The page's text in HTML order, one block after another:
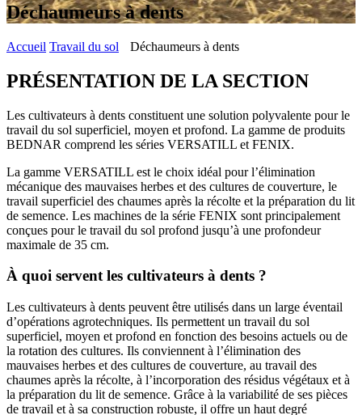
Déchaumeurs à dents
Accueil Travail du sol Déchaumeurs à dents
PRÉSENTATION DE LA SECTION
Les cultivateurs à dents constituent une solution polyvalente pour le
travail du sol superficiel, moyen et profond. La gamme de produits
BEDNAR comprend les séries VERSATILL et FENIX.
La gamme VERSATILL est le choix idéal pour l’élimination
mécanique des mauvaises herbes et des cultures de couverture, le
travail superficiel des chaumes après la récolte et la préparation du lit
de semence. Les machines de la série FENIX sont principalement
conçues pour le travail du sol profond jusqu’à une profondeur
maximale de 35 cm.
À quoi servent les cultivateurs à dents ?
Les cultivateurs à dents peuvent être utilisés dans un large éventail
d’opérations agrotechniques. Ils permettent un travail du sol
superficiel, moyen et profond en fonction des besoins actuels ou de
la rotation des cultures. Ils conviennent à l’élimination des
mauvaises herbes et des cultures de couverture, au travail des
chaumes après la récolte, à l’incorporation des résidus végétaux et à
la préparation du lit de semence. Grâce à la variabilité de ses pièces
de travail et à sa construction robuste, il offre un haut degré